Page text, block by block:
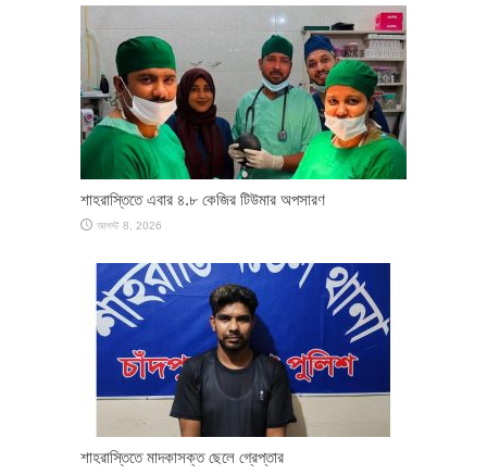
শাহরাস্তিতে এবার ৪.৮ কেজির টিউমার অপসারণ
আগস্ট 8, 2026
শাহরাস্তিতে মাদকাসক্ত ছেলে গ্রেপ্তার